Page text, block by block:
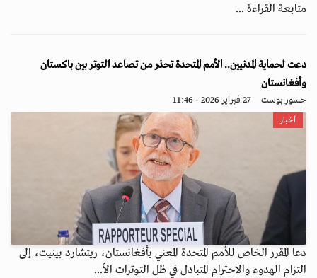
متابعة القراءة ...
دعت لحماية المدنيين.. الأمم المتحدة تحذر من تصاعد التوتر بين باكستان
وأفغانستان
جسور بوست 27 فبراير 2026 - 11:46
أخبار
دعا المقرر الخاص للأمم المتحدة المعني بأفغانستان، ريتشارد بينيت، إلى
التزام الهدوء والاحترام المتبادل في ظل التوترات الأ...